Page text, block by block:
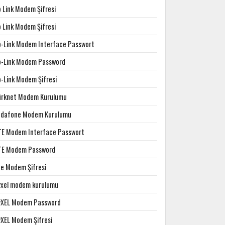
Link Modem Şifresi
Link Modem Şifresi
Link Modem Interface Passwort
Link Modem Password
Link Modem Şifresi
Modem Kurulumu
Modem Kurulumu
Modem Interface Passwort
Modem Password
Modem Şifresi
modem kurulumu
Modem Password
Modem Şifresi